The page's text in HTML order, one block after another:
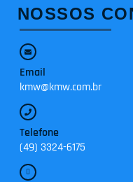
NOSSOS
Email
kmw@kmw.com.br
Telefone
(49) 3324-6175